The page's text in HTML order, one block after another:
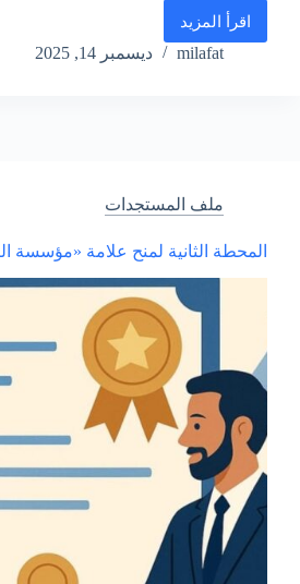
اقرأ المزيد
دعم
أدوار
والتعليم
العمومي
milafat ديسمبر 14, 2025
ملف المستجدات
المحطة الثانية لمنح علامة «مؤسسة